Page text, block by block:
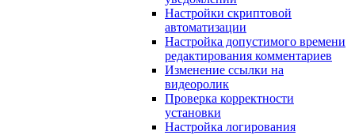
Настройки скриптовой
автоматизации
Настройка допустимого времени
редактирования комментариев
Изменение ссылки на
видеоролик
Проверка корректности
установки
Настройка логирования